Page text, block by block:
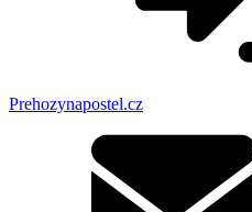
Prehozynapostel.cz